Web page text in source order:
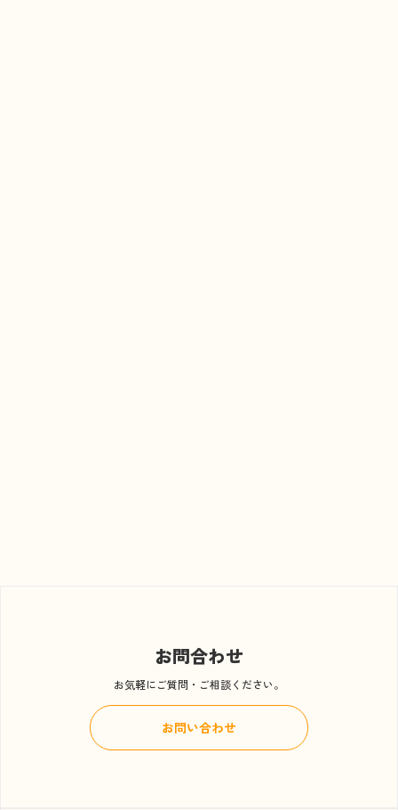
お問合わせ
お気軽にご質問・ご相談ください。
お問い合わせ